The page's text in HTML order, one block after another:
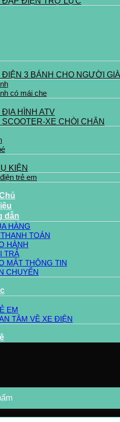
ĐIỆN 3 BÁNH CHO NGƯỜI GIÀ
có mái che
ĐỊA HÌNH ATV
SCOOTER-XE CHÒI CHÂN
KIỆN
trẻ em
dẫn
HÀNG
TOÁN
HÀNH
TRẢ
MẬT THÔNG TIN
CHUYỂN
EM
TÂM VỀ XE ĐIỆN